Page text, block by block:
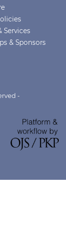
Services
& Sponsors
-